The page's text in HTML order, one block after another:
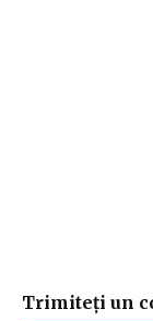
Trimiteți un